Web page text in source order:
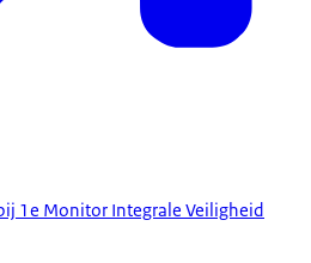
1e Monitor Integrale Veiligheid